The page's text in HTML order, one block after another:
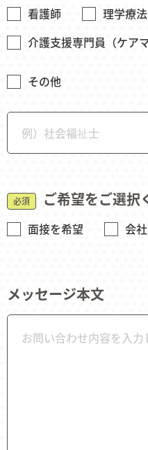
看護師 理学療
介護支援専門員（ケア
その他
必須 ご希望をご選択
面接を希望 会
メッセージ本文